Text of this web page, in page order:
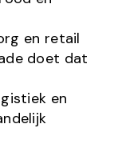
en retail
doet dat
en